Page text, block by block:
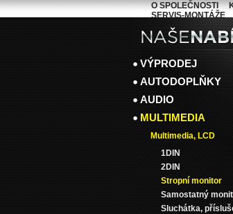
VÝPRODEJ
AUTODOPLŇKY
AUDIO
MULTIMEDIA
Multimedia, LCD
1DIN
2DIN
Stropní monitor
Samostatný
Sluchátka,
O SPOLEČNOSTI
SERVIS-MONTÁŽE